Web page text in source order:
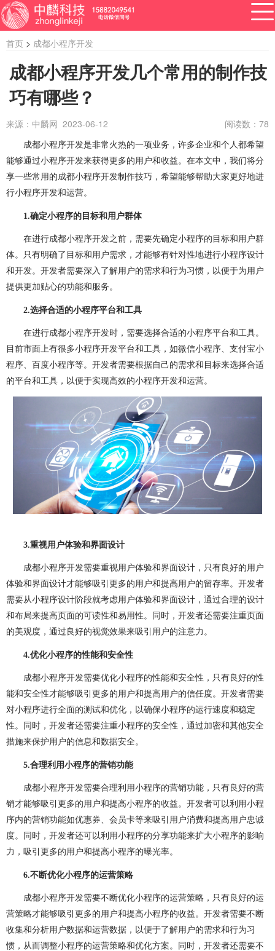
APP开发 网站建设
软件开发 系统开发 管理系统开发
企业管理系统开发 公众号开发 成都公众号开发
ERP系统开发 做ERP系统 OA系统开发
做OA系统 开发百科
成都app开发 app制作
app开发公司 app制作公司 手机app开发
手机app制作 app开发费用 app制作费用
app开发多少钱 网站建设 做网站
企业网站建设 企业网站制作 公司网站建设
公司网站制作 企业网站设计 企业建网站
企业做网站 手机网站制作 手机网站建设
成都网站建设 成都网站制作 网站建设费用
做小程序 企业小程序开发 企业小程序制作
微信小程序开发 小程序开发多少钱
小程序开发费用 成都小程序开发 小程序定制开发
首页 > 成都小程序开发
成都小程序开发几个常用的制作技
巧有哪些？
来源：中麟网 2023-06-12 阅读数： 78
成都小程序开发是非常火热的一项业务，许多企业和个人都希望
能够通过小程序开发来获得更多的用户和收益。在本文中，我们将分
享一些常用的成都小程序开发制作技巧，希望能够帮助大家更好地进
行小程序开发和运营。
1.确定小程序的目标和用户群体
在进行成都小程序开发之前，需要先确定小程序的目标和用户群
体。只有明确了目标和用户需求，才能够有针对性地进行小程序设计
和开发。开发者需要深入了解用户的需求和行为习惯，以便于为用户
提供更加贴心的功能和服务。
2.选择合适的小程序平台和工具
在进行成都小程序开发时，需要选择合适的小程序平台和工具。
目前市面上有很多小程序开发平台和工具，如微信小程序、支付宝小
程序、百度小程序等。开发者需要根据自己的需求和目标来选择合适
的平台和工具，以便于实现高效的小程序开发和运营。
3.重视用户体验和界面设计
成都小程序开发需要重视用户体验和界面设计，只有良好的用户
体验和界面设计才能够吸引更多的用户和提高用户的留存率。开发者
需要从小程序设计阶段就考虑用户体验和界面设计，通过合理的设计
和布局来提高页面的可读性和易用性。同时，开发者还需要注重页面
的美观度，通过良好的视觉效果来吸引用户的注意力。
4.优化小程序的性能和安全性
成都小程序开发需要优化小程序的性能和安全性，只有良好的性
能和安全性才能够吸引更多的用户和提高用户的信任度。开发者需要
对小程序进行全面的测试和优化，以确保小程序的运行速度和稳定
性。同时，开发者还需要注重小程序的安全性，通过加密和其他安全
措施来保护用户的信息和数据安全。
5.合理利用小程序的营销功能
成都小程序开发需要合理利用小程序的营销功能，只有良好的营
销才能够吸引更多的用户和提高小程序的收益。开发者可以利用小程
序内的营销功能如优惠券、会员卡等来吸引用户消费和提高用户忠诚
度。同时，开发者还可以利用小程序的分享功能来扩大小程序的影响
力，吸引更多的用户和提高小程序的曝光率。
6.不断优化小程序的运营策略
成都小程序开发需要不断优化小程序的运营策略，只有良好的运
营策略才能够吸引更多的用户和提高小程序的收益。开发者需要不断
收集和分析用户数据和运营数据，以便于了解用户的需求和行为习
惯，从而调整小程序的运营策略和优化方案。同时，开发者还需要不